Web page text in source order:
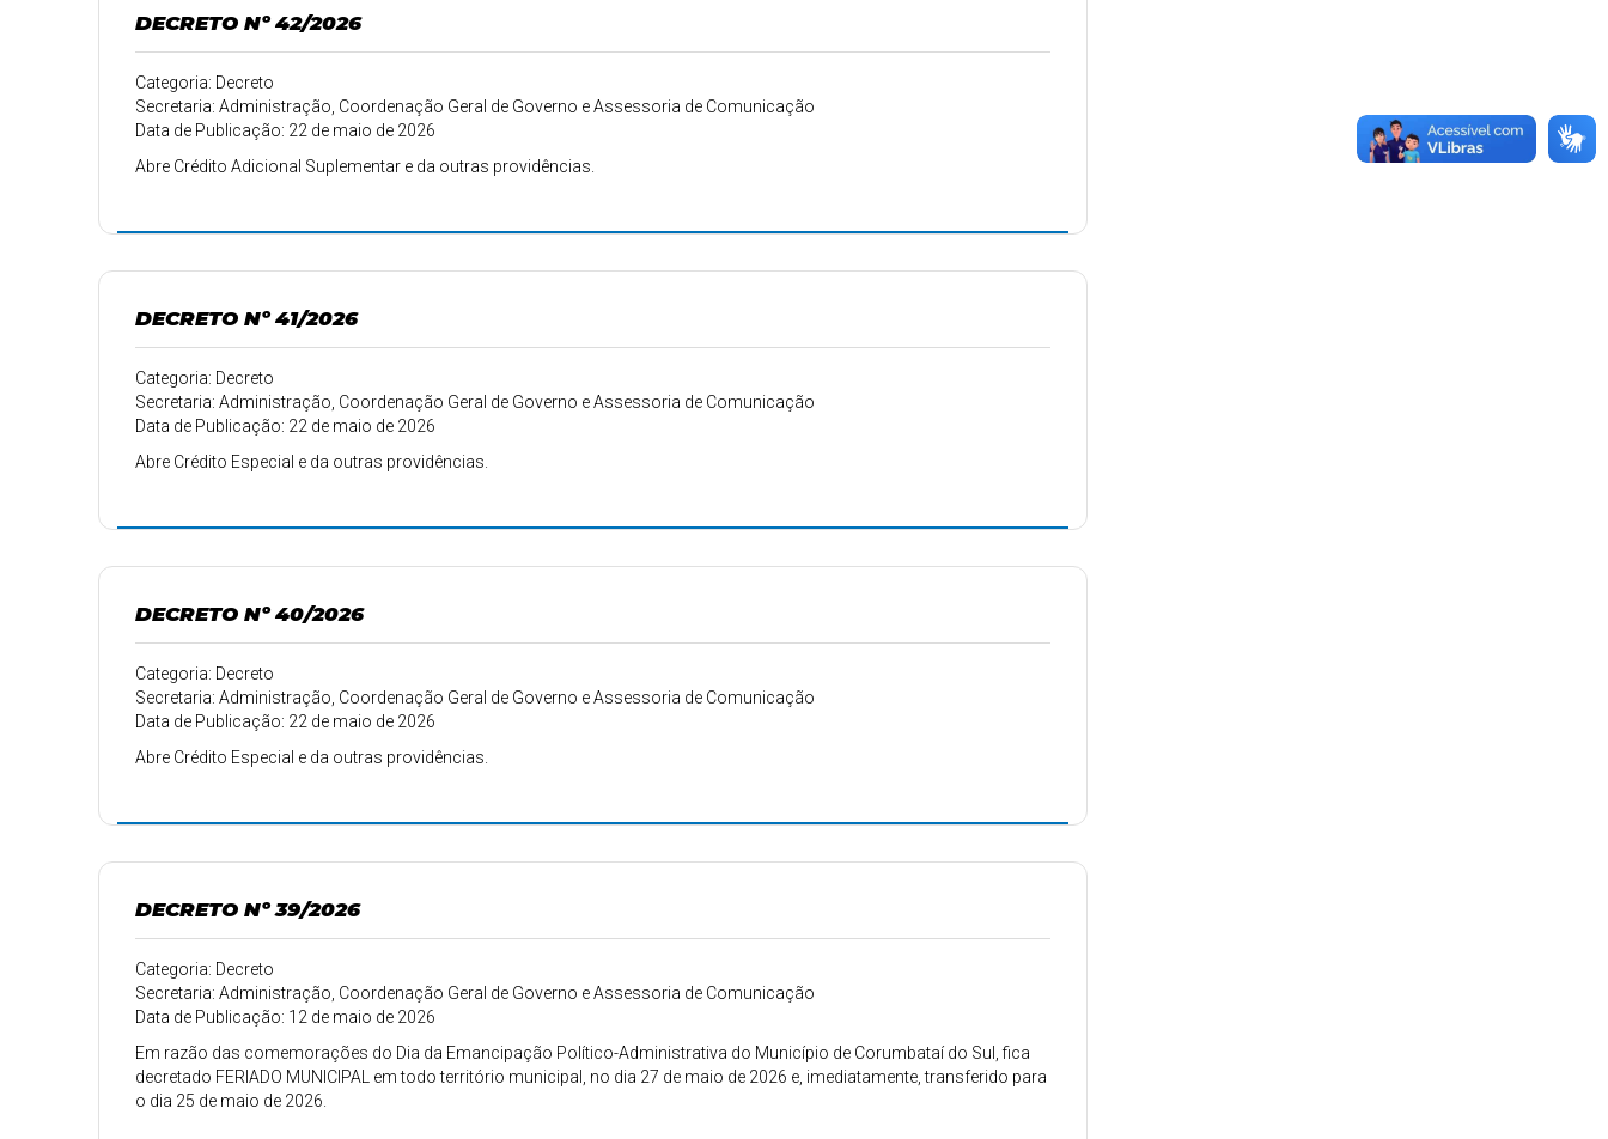
DECRETO Nº 42/2026
Categoria: Decreto
Secretaria: Administração, Coordenação Geral de Governo e Assessoria de Comunicação
Data de Publicação: 22 de maio de 2026
Abre Crédito Adicional Suplementar e da outras providências.
DECRETO Nº 41/2026
Categoria: Decreto
Secretaria: Administração, Coordenação Geral de Governo e Assessoria de Comunicação
Data de Publicação: 22 de maio de 2026
Abre Crédito Especial e da outras providências.
DECRETO Nº 40/2026
Categoria: Decreto
Secretaria: Administração, Coordenação Geral de Governo e Assessoria de Comunicação
Data de Publicação: 22 de maio de 2026
Abre Crédito Especial e da outras providências.
DECRETO Nº 39/2026
Categoria: Decreto
Secretaria: Administração, Coordenação Geral de Governo e Assessoria de Comunicação
Data de Publicação: 12 de maio de 2026
Em razão das comemorações do Dia da Emancipação Político-Administrativa do Município de Corumbataí do Sul, fica
decretado FERIADO MUNICIPAL em todo território municipal, no dia 27 de maio de 2026 e, imediatamente, transferido para
o dia 25 de maio de 2026.